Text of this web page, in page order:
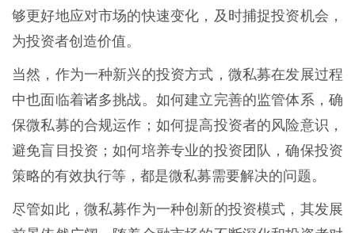
够更好地应对市场的快速变化，及时捕捉投资机会，
为投资者创造价值。
当然，作为一种新兴的投资方式，微私募在发展过程
中也面临着诸多挑战。如何建立完善的监管体系，确
保微私募的合规运作；如何提高投资者的风险意识，
避免盲目投资；如何培养专业的投资团队，确保投资
策略的有效执行等，都是微私募需要解决的问题。
尽管如此，微私募作为一种创新的投资模式，其发展